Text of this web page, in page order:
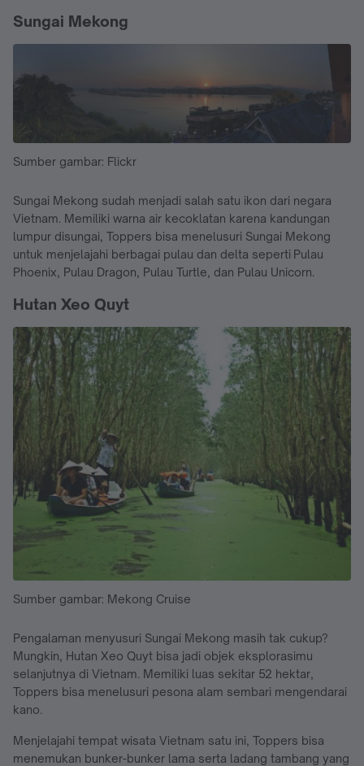
Sungai Mekong
Sumber gambar: Flickr
Sungai Mekong sudah menjadi salah satu ikon dari negara
Vietnam. Memiliki warna air kecoklatan karena kandungan
lumpur disungai, Toppers bisa menelusuri Sungai Mekong
untuk menjelajahi berbagai pulau dan delta seperti Pulau
Phoenix, Pulau Dragon, Pulau Turtle, dan Pulau Unicorn.
Hutan Xeo Quyt
Sumber gambar: Mekong Cruise
Pengalaman menyusuri Sungai Mekong masih tak cukup?
Mungkin, Hutan Xeo Quyt bisa jadi objek eksplorasimu
selanjutnya di Vietnam. Memiliki luas sekitar 52 hektar,
Toppers bisa menelusuri pesona alam sembari mengendarai
kano.
Menjelajahi tempat wisata Vietnam satu ini, Toppers bisa
menemukan bunker-bunker lama serta ladang tambang yang